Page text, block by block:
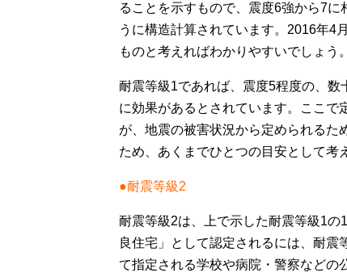
ることを示すもので、震度6強から7
うに構造計算されています。2016年4
ものと考えればわかりやすいでしょう。
耐震等級1であれば、震度5程度の、
に効果があるとされています。ここで
が、地震の被害状況から定められるた
ため、あくまでひとつの目安として考
●耐震等級2
耐震等級2は、上で示した耐震等級1
良住宅」として認定されるには、耐震
て指定される学校や病院・警察などの